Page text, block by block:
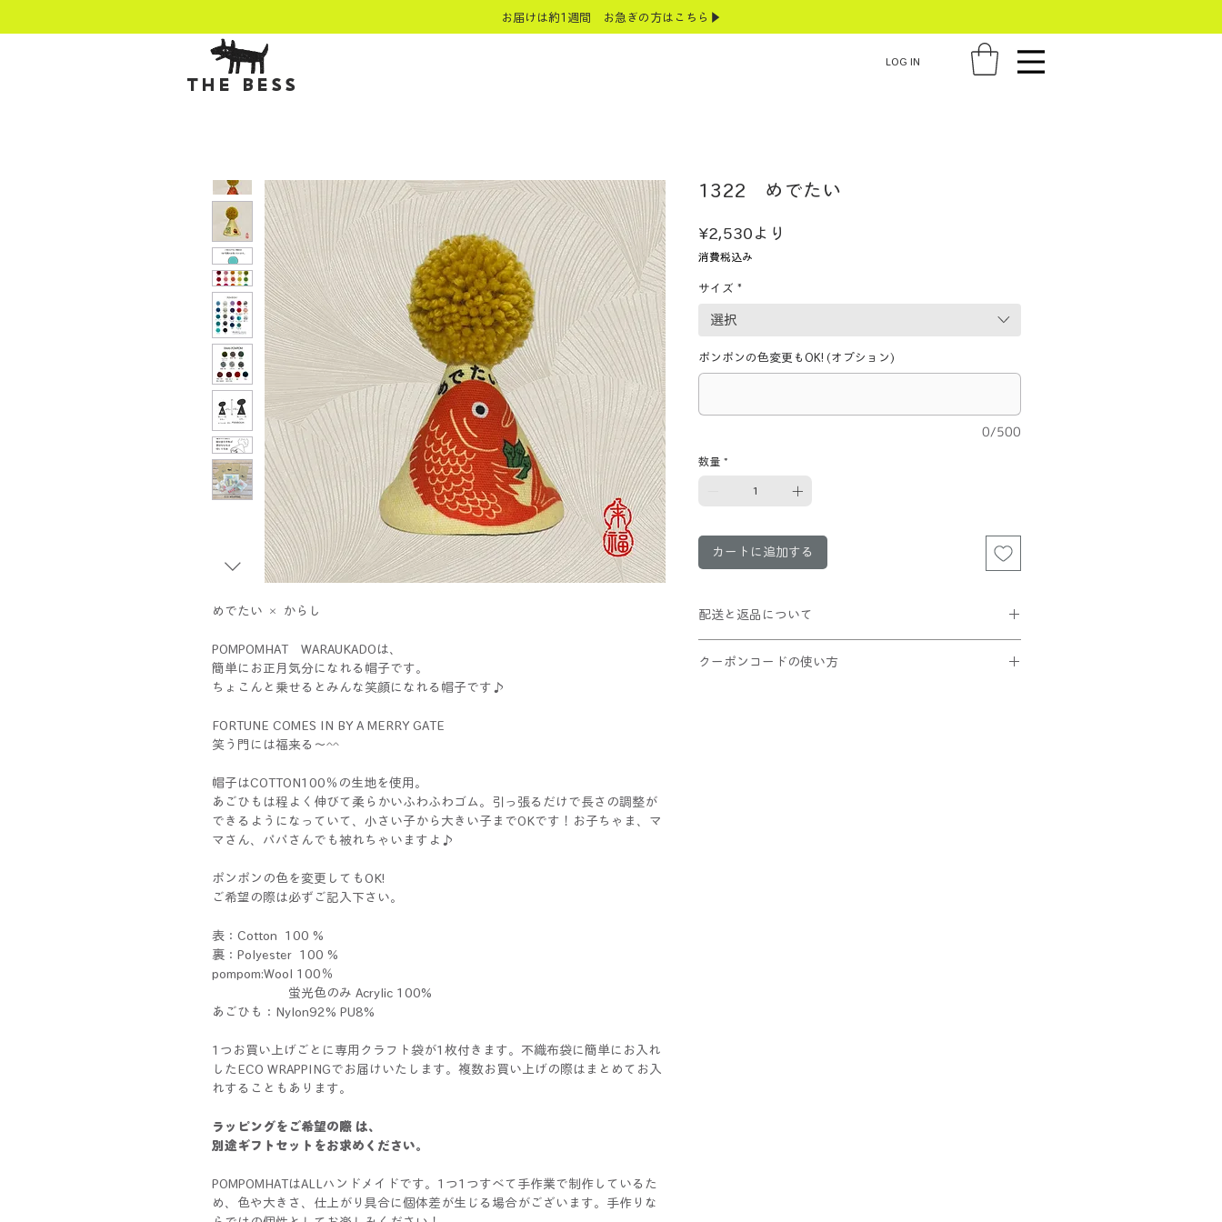
お届けは約1週間 お急ぎの方はこちら▶
THE BESS
LOG IN
めでたい × からし
POMPOMHAT WARAUKADOは、
簡単にお正月気分になれる帽子です。
ちょこんと乗せるとみんな笑顔になれる帽子です♪
FORTUNE COMES IN BY A MERRY GATE
笑う門には福来る～^^
帽子はCOTTON100％の生地を使用。
あごひもは程よく伸びて柔らかいふわふわゴム。引っ張るだけで長さの調整が
できるようになっていて、小さい子から大きい子までOKです！お子ちゃま、マ
マさん、パパさんでも被れちゃいますよ♪
ポンポンの色を変更してもOK!
ご希望の際は必ずご記入下さい。
表：Cotton 100 %
裏：Polyester 100 %
pompom:Wool 100％
蛍光色のみ Acrylic 100%
あごひも：Nylon92% PU8%
1つお買い上げごとに専用クラフト袋が1枚付きます。不織布袋に簡単にお入れ
したECO WRAPPINGでお届けいたします。複数お買い上げの際はまとめてお入
れすることもあります。
ラッピングをご希望の際 は、
別途ギフトセットをお求めください。
POMPOMHATはALLハンドメイドです。1つ1つすべて手作業で制作しているた
め、色や大きさ、仕上がり具合に個体差が生じる場合がございます。手作りな
1322 めでたい
¥2,530 より
消費税込み
サイズ *
選択
ポンポンの色変更もOK! (オプション)
0/500
数量 *
カートに追加する
配送と返品について
POMPOMHATはクリックポスト配送が
クーポンコードの使い方